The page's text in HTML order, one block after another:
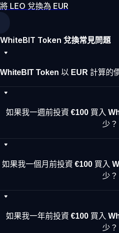
將 LEO 兌換為 EUR
WhiteBIT Token 兌換常見問題
WhiteBIT Token 以 EUR 計算的
如果我一週前投資 €100 買入
少？
如果我一個月前投資 €100 買入
少？
如果我一年前投資 €100 買入
少？